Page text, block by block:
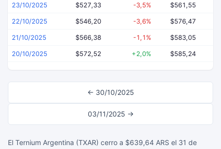
23/10/2025 $527,33 -3,5% $561,55
22/10/2025 $546,20 -3,6% $576,47
21/10/2025 $566,38 -1,1% $583,05
20/10/2025 $572,52 +2,0% $585,24
← 30/10/2025
03/11/2025 →
El Ternium Argentina (TXAR) cerro a $639,64 ARS el 31 de